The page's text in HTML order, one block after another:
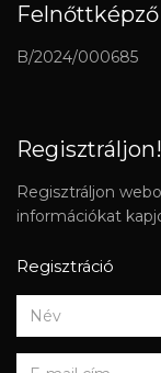
B/2024/000685
Regisztráljon!
Regisztráljon
információkat
Regisztráció